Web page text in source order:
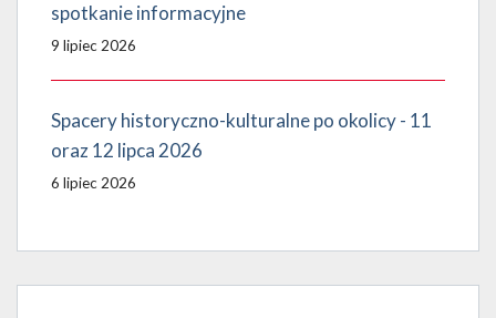
spotkanie informacyjne
9 lipiec 2026
Spacery historyczno-kulturalne po okolicy - 11
oraz 12 lipca 2026
6 lipiec 2026